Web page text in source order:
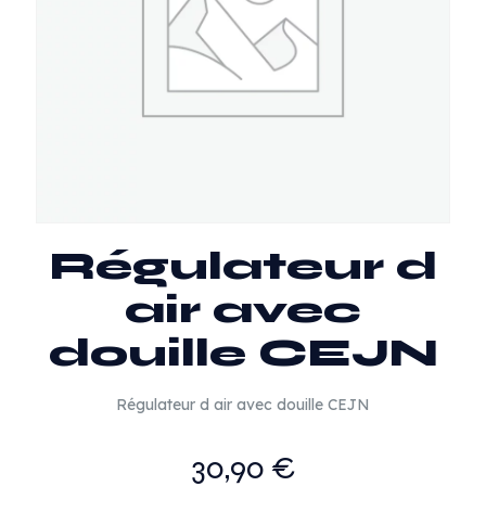
Régulateur d
air avec
douille CEJN
Régulateur d air avec douille CEJN
30,90€